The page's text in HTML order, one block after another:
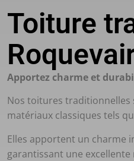
Toiture
Apportez charme et
Nos toitures traditionnelles
matériaux classiques tels
Elles apportent un charme
garantissant une